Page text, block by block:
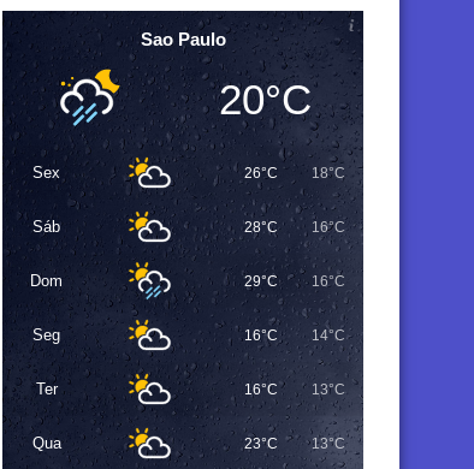
Sao Paulo
20°C
Sex 26°C 18°C
Sáb 28°C 16°C
Dom 29°C 16°C
Seg 16°C 14°C
Ter 16°C 13°C
Qua 23°C 13°C